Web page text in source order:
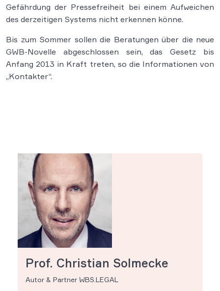
Gefährdung der Pressefreiheit bei einem Aufweichen
des derzeitigen Systems nicht erkennen könne.
Bis zum Sommer sollen die Beratungen über die neue
GWB-Novelle abgeschlossen sein, das Gesetz bis
Anfang 2013 in Kraft treten, so die Informationen von
„Kontakter“.
Prof. Christian Solmecke
Autor & Partner WBS.LEGAL